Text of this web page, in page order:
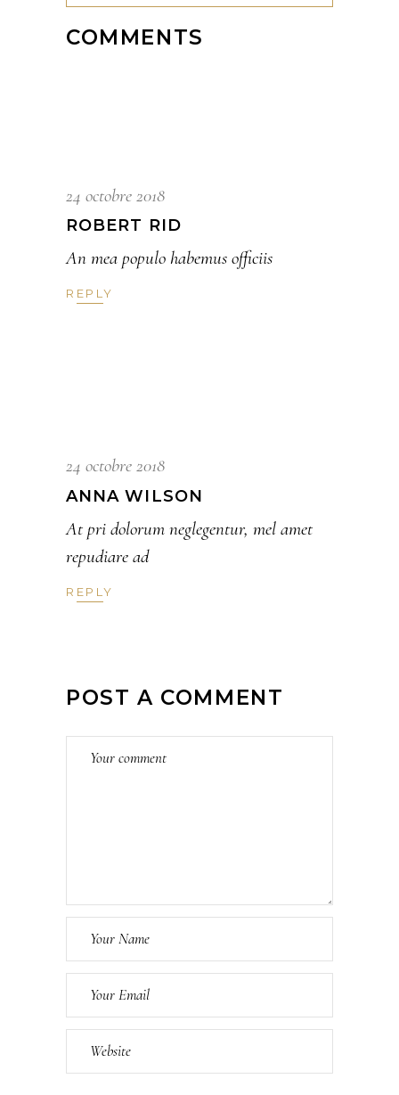
COMMENTS
24 octobre 2018
ROBERT RID
An mea populo habemus officiis
REPLY
24 octobre 2018
ANNA WILSON
At pri dolorum neglegentur, mel amet
repudiare ad
REPLY
POST A COMMENT